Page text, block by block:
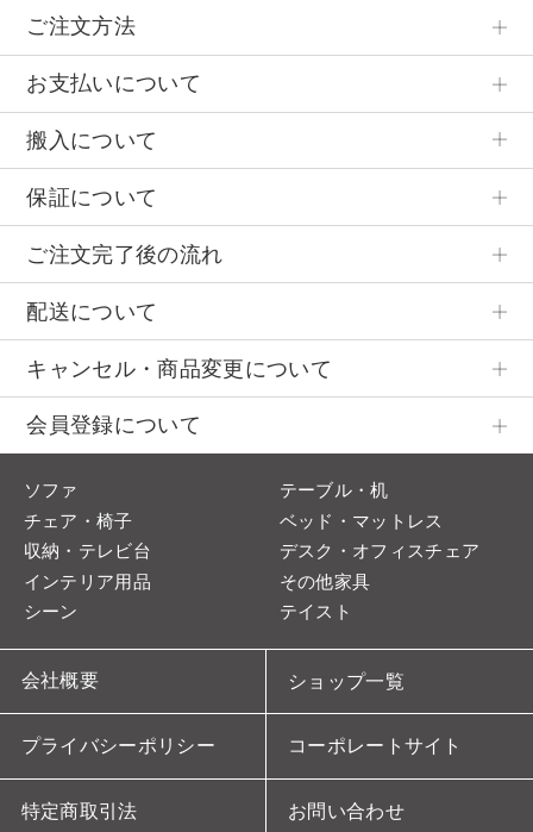
ご注文方法
お支払いについて
搬入について
保証について
ご注文完了後の流れ
配送について
キャンセル・商品変更について
会員登録について
会社概要 ショップ一覧
プライバシーポリシー コーポレートサイト
特定商取引法 お問い合わせ
ソファ
テーブル・机
チェア・椅子
ベッド・マットレス
収納・テレビ台
デスク・オフィスチェア
インテリア用品
その他家具
シーン
テイスト